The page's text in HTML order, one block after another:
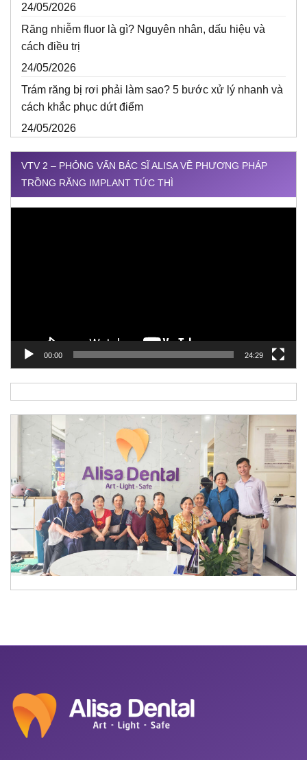
24/05/2026
Răng nhiễm fluor là gì? Nguyên nhân, dấu hiệu và
cách điều trị
24/05/2026
Trám răng bị rơi phải làm sao? 5 bước xử lý nhanh và
cách khắc phục dứt điểm
24/05/2026
VTV 2 – PHỎNG VẤN BÁC SĨ ALISA VỀ PHƯƠNG PHÁP
TRỒNG RĂNG IMPLANT TỨC THÌ
00:00 24:29